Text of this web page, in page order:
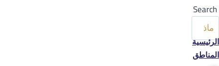
Search
الرئيسية
المناطق